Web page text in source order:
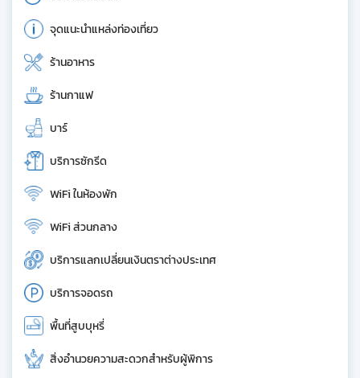
จุดแนะนำแหล่งท่องเที่ยว
ร้านอาหาร
ร้านกาแฟ
บาร์
บริการซักรีด
WiFi ในห้องพัก
WiFi ส่วนกลาง
บริการแลกเปลี่ยนเงินตราต่างประเทศ
บริการจอดรถ
พื้นที่สูบบุหรี่
สิ่งอำนวยความสะดวกสำหรับผู้พิการ